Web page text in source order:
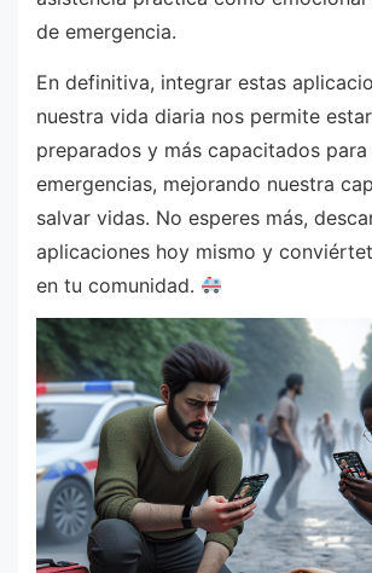
de emergencia.
En definitiva, integrar estas
nuestra vida diaria nos permite
preparados y más capacitados
emergencias, mejorando nuestra
salvar vidas. No esperes más,
aplicaciones hoy mismo y
en tu comunidad.